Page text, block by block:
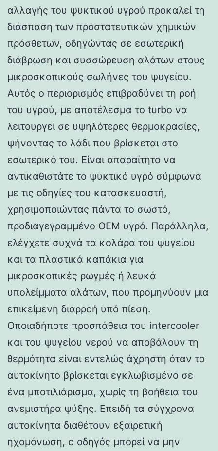
αλλαγής του ψυκτικού υγρού προκαλεί τη
διάσπαση των προστατευτικών χημικών
πρόσθετων, οδηγώντας σε εσωτερική
διάβρωση και συσσώρευση αλάτων στους
μικροσκοπικούς σωλήνες του ψυγείου.
Αυτός ο περιορισμός επιβραδύνει τη ροή
του υγρού, με αποτέλεσμα το turbo να
λειτουργεί σε υψηλότερες θερμοκρασίες,
ψήνοντας το λάδι που βρίσκεται στο
εσωτερικό του. Είναι απαραίτητο να
αντικαθιστάτε το ψυκτικό υγρό σύμφωνα
με τις οδηγίες του κατασκευαστή,
χρησιμοποιώντας πάντα το σωστό,
προδιαγεγραμμένο OEM υγρό. Παράλληλα,
ελέγχετε συχνά τα κολάρα του ψυγείου
και τα πλαστικά καπάκια για
μικροσκοπικές ρωγμές ή λευκά
υπολείμματα αλάτων, που προμηνύουν μια
επικείμενη διαρροή υπό πίεση.
Οποιαδήποτε προσπάθεια του intercooler
και του ψυγείου νερού να αποβάλουν τη
θερμότητα είναι εντελώς άχρηστη όταν το
αυτοκίνητο βρίσκεται εγκλωβισμένο σε
ένα μποτιλιάρισμα, χωρίς τη βοήθεια του
ανεμιστήρα ψύξης. Επειδή τα σύγχρονα
αυτοκίνητα διαθέτουν εξαιρετική
ηχομόνωση, ο οδηγός μπορεί να μην